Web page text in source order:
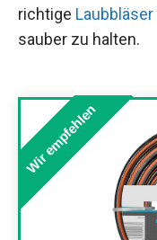
richtige Laubbläser
sauber zu halten.
Wir empfehlen